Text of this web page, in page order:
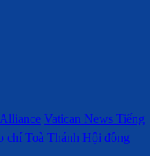
Vatican News Tiếng
chí Toà Thánh Hội đồng